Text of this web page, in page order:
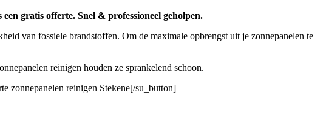
gratis offerte. Snel & professioneel geholpen.
van fossiele brandstoffen. Om de maximale opbrengst uit je zonnepanelen te
reinigen houden ze sprankelend schoon.
zonnepanelen reinigen Stekene[/su_button]